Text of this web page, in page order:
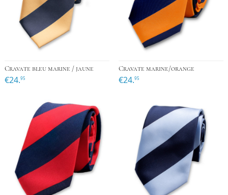
Cravate bleu marine / jaune
€24.95
Cravate marine/orange
€24.95